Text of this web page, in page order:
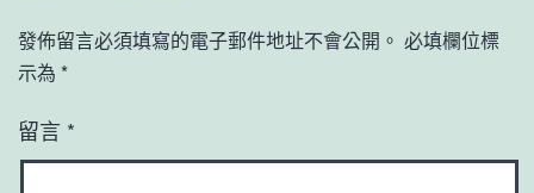
發佈留言必須填寫的電子郵件地址不會公開。 必填欄位標
示為 *
留言 *